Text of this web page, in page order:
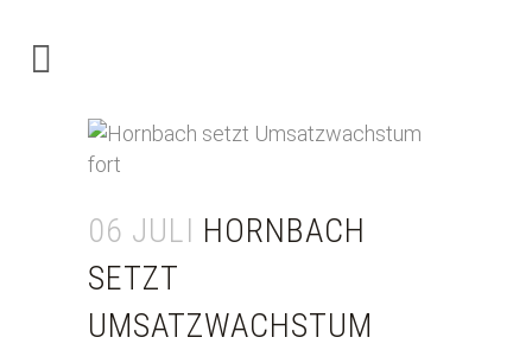
06 JULI HORNBACH
SETZT
UMSATZWACHSTUM